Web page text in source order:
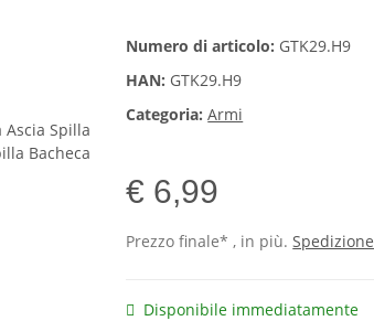
Numero di articolo: GTK29.H9
HAN: GTK29.H9
Categoria:Armi
€ 6,99
Prezzo finale* , in più.Spedizione
Disponibile immediatamente